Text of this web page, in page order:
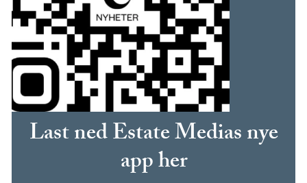
Last ned Estate Medias nye
app her